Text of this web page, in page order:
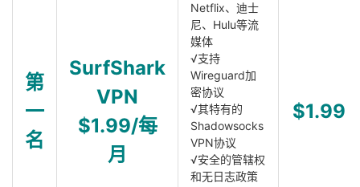
第
一
名
SurfShark
VPN
$1.99/每
月
Netflix、迪士
尼、Hulu等流
媒体
√支持
Wireguard加
密协议
√其特有的
Shadowsocks
VPN协议
√安全的管辖权
和无日志政策
$1.99